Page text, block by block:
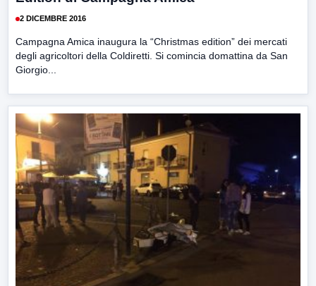
2 DICEMBRE 2016
Campagna Amica inaugura la “Christmas edition” dei mercati
degli agricoltori della Coldiretti. Si comincia domattina da San
Giorgio...